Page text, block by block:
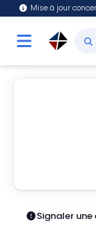
Mise à jour
Signaler